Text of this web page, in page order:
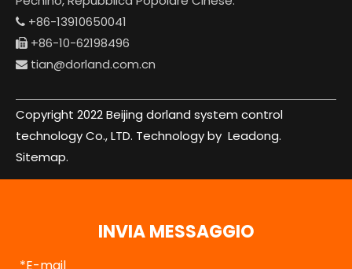
 +86-13910650041
 +86-10-62198496
 tian@dorland.com.cn
Copyright 2022 Beijing dorland system control
technology Co., LTD. Technology by Leadong.
Sitemap.
INVIA MESSAGGIO